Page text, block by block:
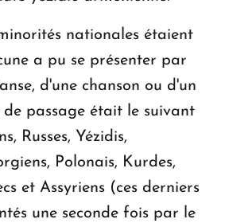
nationales étaient
a pu se présenter par
d'une chanson ou d'un
de passage était le suivant
Russes, Yézidis,
Polonais, Kurdes,
et Assyriens (ces derniers
une seconde fois par le